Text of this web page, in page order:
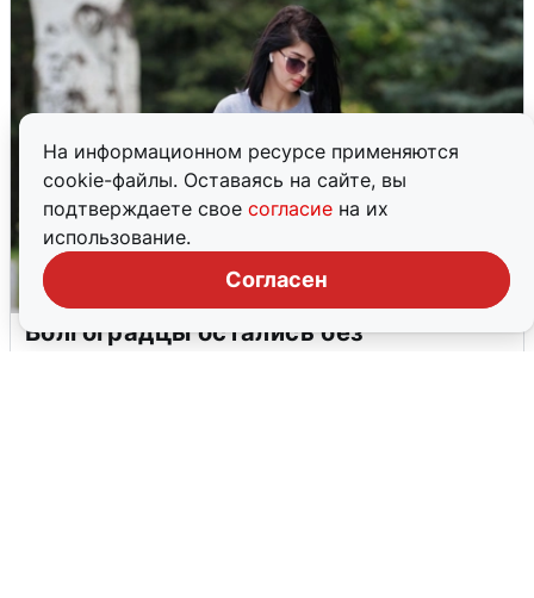
На информационном ресурсе применяются
cookie-файлы. Оставаясь на сайте, вы
подтверждаете свое согласие на их
использование.
Согласен
Волгоградцы остались без